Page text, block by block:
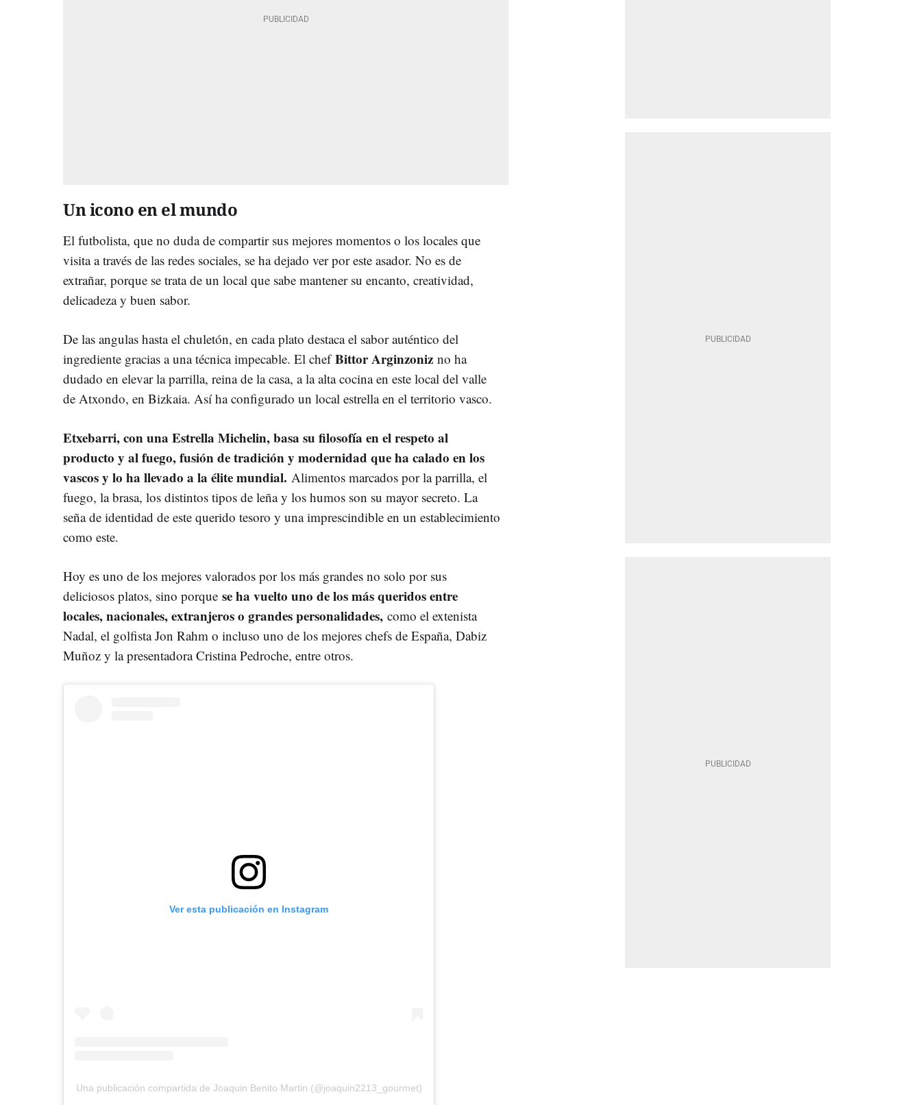
Un icono en el mundo
El futbolista, que no duda de compartir sus mejores momentos o los locales que
visita a través de las redes sociales, se ha dejado ver por este asador. No es de
extrañar, porque se trata de un local que sabe mantener su encanto, creatividad,
delicadeza y buen sabor.
De las angulas hasta el chuletón, en cada plato destaca el sabor auténtico del
ingrediente gracias a una técnica impecable. El chefBittor Arginzoniz no ha
dudado en elevar la parrilla, reina de la casa, a la alta cocina en este local del valle
de Atxondo, en Bizkaia. Así ha configurado un local estrella en el territorio vasco.
Etxebarri, con una Estrella Michelin, basa su filosofía en el respeto al
producto y al fuego, fusión de tradición y modernidad que ha calado en los
vascos y lo ha llevado a la élite mundial. Alimentos marcados por la parrilla, el
fuego, la brasa, los distintos tipos de leña y los humos son su mayor secreto. La
seña de identidad de este querido tesoro y una imprescindible en un establecimiento
como este.
Hoy es uno de los mejores valorados por los más grandes no solo por sus
deliciosos platos, sino porque se ha vuelto uno de los más queridos entre
locales, nacionales, extranjeros o grandes personalidades, como el extenista
Nadal, el golfista Jon Rahm o incluso uno de los mejores chefs de España, Dabiz
Muñoz y la presentadora Cristina Pedroche, entre otros.
Ver esta publicación en Instagram
Una publicación compartida de Joaquin Benito Martin (@joaquin2213_gourmet)